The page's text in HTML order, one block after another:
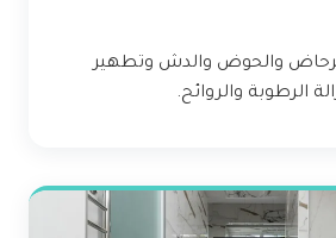
والحوض والدش وتطهير
الرطوبة والروائح.